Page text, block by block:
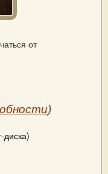
от
)
диска)